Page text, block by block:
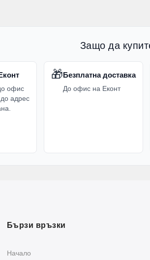
Защо да
офис
адрес
🎁Безплатна доставка
До офис на Еконт
Бързи връзки
Начало